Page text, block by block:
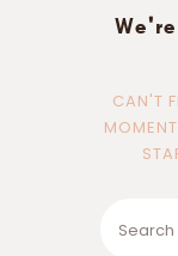
CAN'T